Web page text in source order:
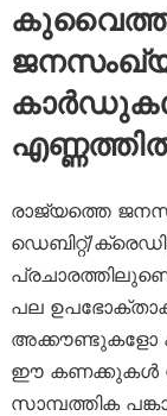
രാജ്യത്തെ
ഡെബിറ്റ്/
പല
അക്കൗണ്ടുകളോ
ഈ കണക്കുകൾ
സാമ്പത്തിക